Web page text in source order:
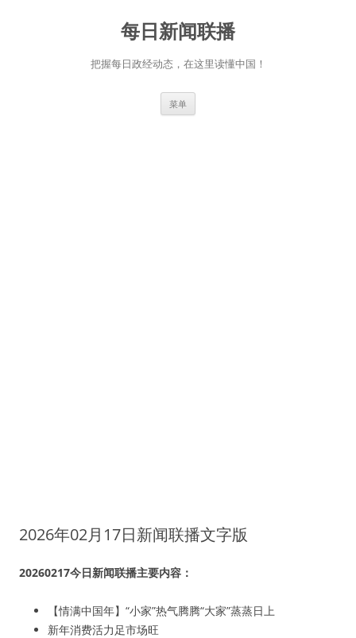
每日新闻联播
把握每日政经动态，在这里读懂中国！
菜单
2026年02月17日新闻联播文字版
20260217今日新闻联播主要内容：
【情满中国年】“小家”热气腾腾“大家”蒸蒸日上
新年消费活力足市场旺